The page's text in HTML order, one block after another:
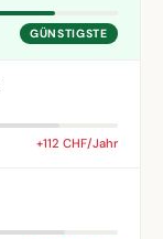
GÜNSTIGSTE
+112 CHF/Jahr